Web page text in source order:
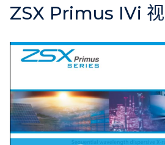
ZSX Primus IVi